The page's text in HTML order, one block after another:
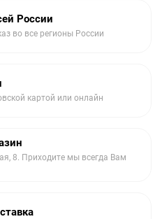
России
во все регионы России
картой или онлайн
8. Приходите мы всегда Вам